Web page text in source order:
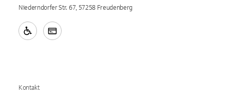
Niederndorfer Str. 67, 57258 Freudenberg
Kontakt